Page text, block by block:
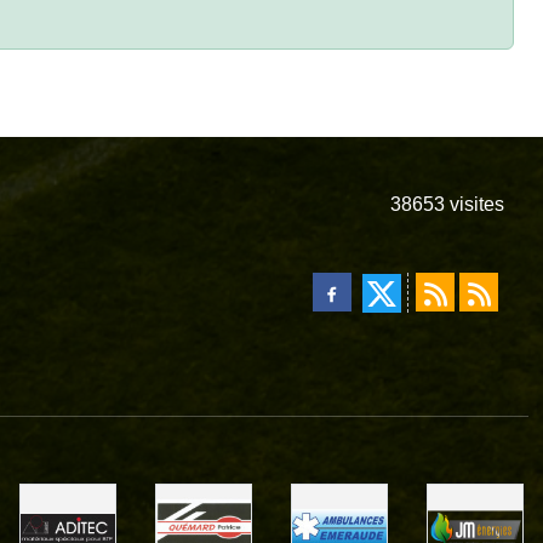
38653 visites